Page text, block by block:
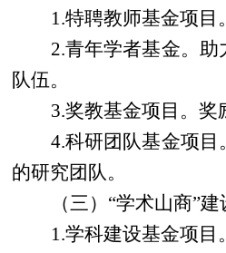
1.特聘教师基金项目
2.青年学者基金。
队伍。
3.奖教基金项目。
4.科研团队基金项
的研究团队。
（三） “学术山商”建
1.学科建设基金项目